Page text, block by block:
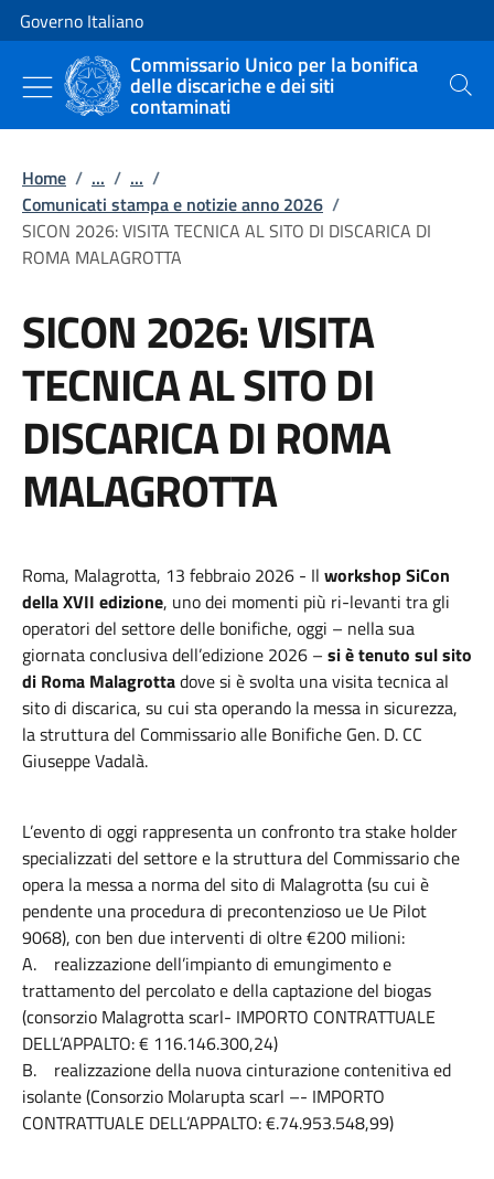
Vai al contenuto
Vai alla navigazione del sito
Governo Italiano
Commissario Unico per la bonifica
delle discariche e dei siti
contaminati Cerca
Home / ... / ... /
Comunicati stampa e notizie anno 2026 /
SICON 2026: VISITA TECNICA AL SITO DI DISCARICA DI
ROMA MALAGROTTA
SICON 2026: VISITA
TECNICA AL SITO DI
DISCARICA DI ROMA
MALAGROTTA
Roma, Malagrotta, 13 febbraio 2026 - Il workshop SiCon
della XVII edizione, uno dei momenti più ri-levanti tra gli
operatori del settore delle bonifiche, oggi – nella sua
giornata conclusiva dell’edizione 2026 – si è tenuto sul sito
di Roma Malagrottadove si è svolta una visita tecnica al
sito di discarica, su cui sta operando la messa in sicurezza,
la struttura del Commissario alle Bonifiche Gen. D. CC
Giuseppe Vadalà.
L’evento di oggi rappresenta un confronto tra stake holder
specializzati del settore e la struttura del Commissario che
opera la messa a norma del sito di Malagrotta (su cui è
pendente una procedura di precontenzioso ue Ue Pilot
9068), con ben due interventi di oltre €200 milioni:
A. realizzazione dell’impianto di emungimento e
trattamento del percolato e della captazione del biogas
(consorzio Malagrotta scarl- IMPORTO CONTRATTUALE
DELL’APPALTO: € 116.146.300,24)
B. realizzazione della nuova cinturazione contenitiva ed
isolante (Consorzio Molarupta scarl –- IMPORTO
CONTRATTUALE DELL’APPALTO: €.74.953.548,99)